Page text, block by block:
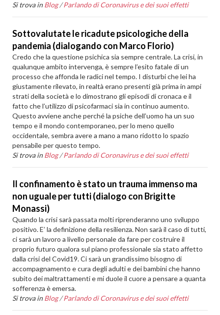
Si trova in Blog /Parlando di Coronavirus e dei suoi effetti
Sottovalutate le ricadute psicologiche della
pandemia (dialogando con Marco Florio)
Credo che la questione psichica sia sempre centrale. La crisi, in
qualunque ambito intervenga, è sempre l’esito fatale di un
processo che affonda le radici nel tempo. I disturbi che lei ha
giustamente rilevato, in realtà erano presenti già prima in ampi
strati della società e lo dimostrano gli episodi di cronaca e il
fatto che l’utilizzo di psicofarmaci sia in continuo aumento.
Questo avviene anche perché la psiche dell’uomo ha un suo
tempo e il mondo contemporaneo, per lo meno quello
occidentale, sembra avere a mano a mano ridotto lo spazio
pensabile per questo tempo.
Si trova in Blog /Parlando di Coronavirus e dei suoi effetti
Il confinamento è stato un trauma immenso ma
non uguale per tutti (dialogo con Brigitte
Monassi)
Quando la crisi sarà passata molti riprenderanno uno sviluppo
positivo. E’ la definizione della resilienza. Non sarà il caso di tutti,
ci sarà un lavoro a livello personale da fare per costruire il
proprio futuro qualora sul piano professionale sia stato affetto
dalla crisi del Covid19. Ci sarà un grandissimo bisogno di
accompagnamento e cura degli adulti e dei bambini che hanno
subito dei maltrattamenti e mi duole il cuore a pensare a quanta
sofferenza è emersa.
Si trova in Blog /Parlando di Coronavirus e dei suoi effetti